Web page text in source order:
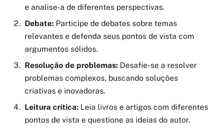
e analise-a de diferentes perspectivas.
Debate: Participe de debates sobre temas
relevantes e defenda seus pontos de vista com
argumentos sólidos.
Resolução de problemas: Desafie-se a resolver
problemas complexos, buscando soluções
criativas e inovadoras.
Leitura crítica: Leia livros e artigos com diferentes
pontos de vista e questione as ideias do autor.